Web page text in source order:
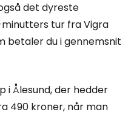
det dyreste
tur fra Vigra
betaler du i gennemsnit
i Ålesund, der hedder
490 kroner, når man